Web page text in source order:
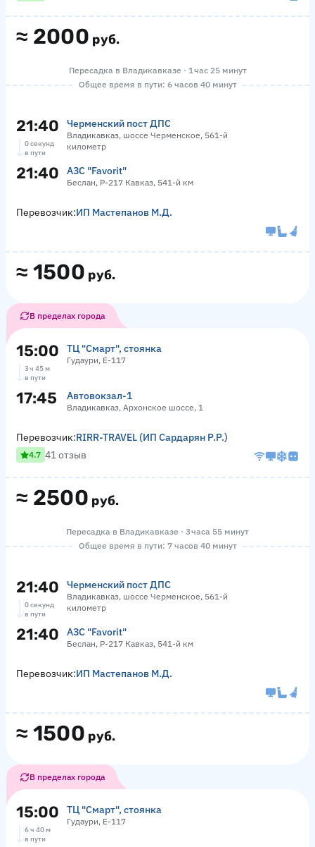
≈ 2000 руб.
Пересадка в Владикавказе · 1 час 25 минут
Общее время в пути: 6 часов 40 минут
21:40 Черменский пост ДПС
Владикавказ, шоссе Черменское, 561-й
километр
0 секунд
в пути
21:40 АЗС "Favorit"
Беслан, Р-217 Кавказ, 541-й км
≈ 1500 руб.
Перевозчик:ИП Мастепанов М.Д.
В пределах города
15:00 ТЦ "Смарт", стоянка
Гудаури, Е-117
3 ч 45 м
в пути
17:45 Автовокзал-1
Владикавказ, Архонское шоссе, 1
≈ 2500 руб.
Перевозчик:RIRR-TRAVEL (ИП Сардарян Р.Р.)
4.7 41 отзыв
Пересадка в Владикавказе · 3 часа 55 минут
Общее время в пути: 7 часов 40 минут
21:40 Черменский пост ДПС
Владикавказ, шоссе Черменское, 561-й
километр
0 секунд
в пути
21:40 АЗС "Favorit"
Беслан, Р-217 Кавказ, 541-й км
≈ 1500 руб.
Перевозчик:ИП Мастепанов М.Д.
В пределах города
15:00 ТЦ "Смарт", стоянка
Гудаури, Е-117
6 ч 40 м
в пути